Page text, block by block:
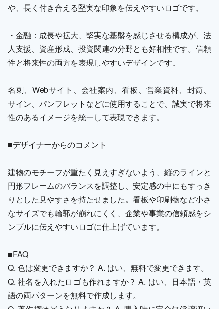
や、長く付き合える堅実な印象を伝えやすいロゴです。
・金融：成長や拡大、堅実な基盤を感じさせる構成が、法
人支援、資産形成、投資関連の分野とも好相性です。信頼
性と将来性の両方を表現しやすいデザインです。
名刺、Webサイト、会社案内、看板、営業資料、封筒、
サイン、パンフレットなどに使用することで、誠実で将来
性のあるイメージを統一して表現できます。
■デザイナーからのコメント
建物のモチーフが重たく見えすぎないよう、縦のラインと
円形フレームのバランスを調整し、安定感の中にもすっき
りとした見やすさを持たせました。看板や印刷物など小さ
なサイズでも輪郭が崩れにくく、企業や事業の信頼感をシ
ンプルに伝えやすいロゴに仕上げています。
■FAQ
Q. 色は変更できますか？ A. はい、無料で変更できます。
Q. 社名を入れたロゴも作れますか？ A. はい、日本語・英
語の両パターンを無料で作成します。